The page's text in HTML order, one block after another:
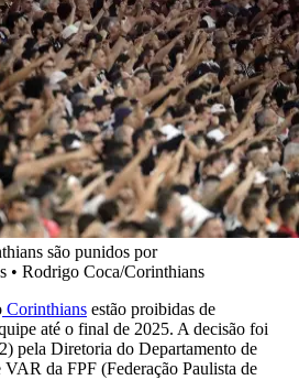
são punidos por
• Rodrigo Coca/Corinthians
Corinthians estão proibidas de
até o final de 2025. A decisão foi
pela Diretoria do Departamento de
VAR da FPF (Federação Paulista de